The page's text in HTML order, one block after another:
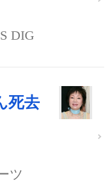
DIG
死去
ツ